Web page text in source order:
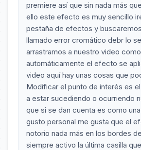
premiere así que sin nada más
ello este efecto es muy sencillo
pestaña de efectos y
llamado error cromático debr lo
arrastramos a nuestro video
automáticamente el efecto se
video aquí hay unas cosas que
Modificar el punto de interés es
a estar sucediendo o ocurriendo
que si se dan cuenta es como
gusto personal me gusta que el
notorio nada más en los bordes
siempre activo la última casilla